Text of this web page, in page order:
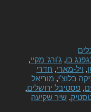
בו, ג'ורג' מקיי,
, ויל-מארי, חדרי
בלוצ'י, מוריאל
, פסטיבל ירושלים,
, שיר שקיעה